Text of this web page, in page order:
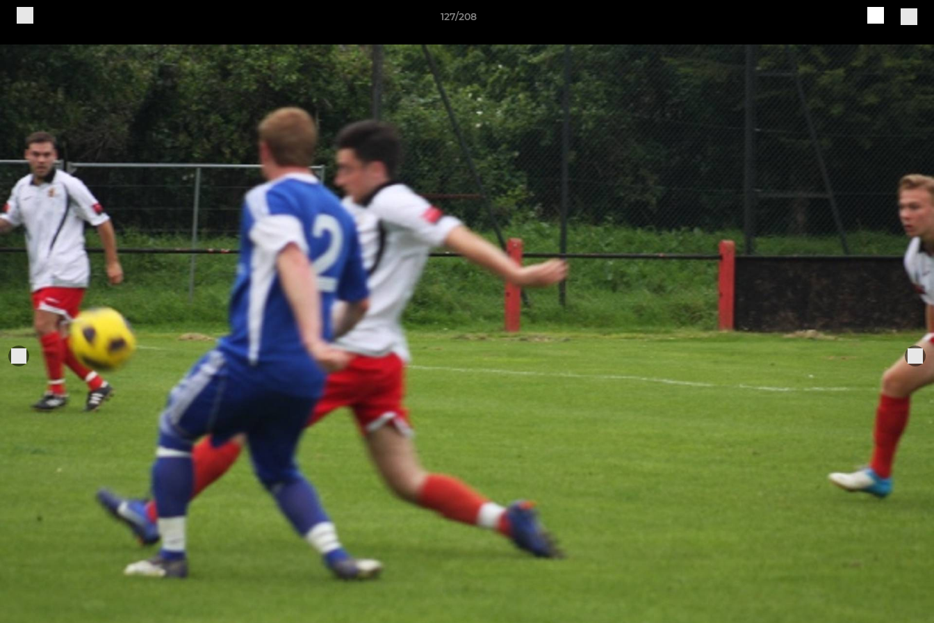
127/208